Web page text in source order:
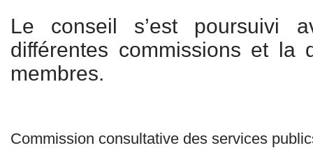
Le conseil s’est poursuivi
différentes commissions et la
membres.
Commission consultative des services